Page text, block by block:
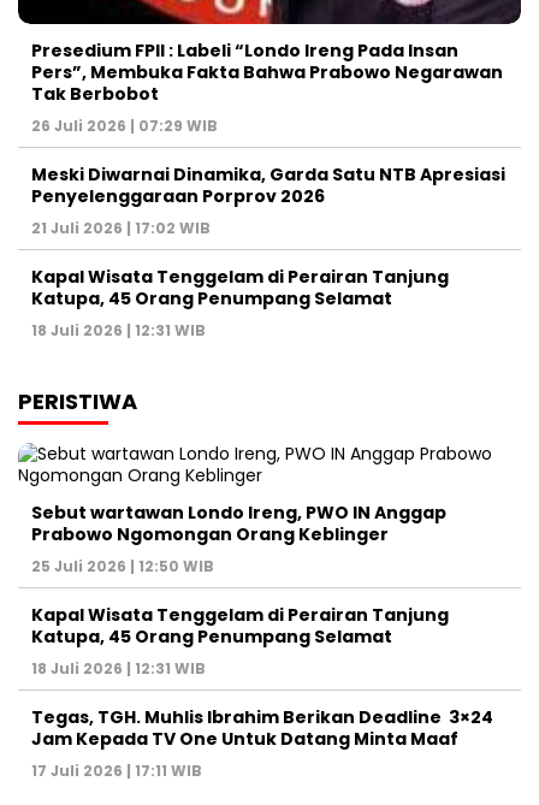
Presedium FPII : Labeli “Londo Ireng Pada Insan
Pers”, Membuka Fakta Bahwa Prabowo Negarawan
Tak Berbobot
26 Juli 2026 | 07:29 WIB
Meski Diwarnai Dinamika, Garda Satu NTB Apresiasi
Penyelenggaraan Porprov 2026 ‎
21 Juli 2026 | 17:02 WIB
Kapal Wisata Tenggelam di Perairan Tanjung
Katupa, 45 Orang Penumpang Selamat
18 Juli 2026 | 12:31 WIB
PERISTIWA
Sebut wartawan Londo Ireng, PWO IN Anggap
Prabowo Ngomongan Orang Keblinger
25 Juli 2026 | 12:50 WIB
Kapal Wisata Tenggelam di Perairan Tanjung
Katupa, 45 Orang Penumpang Selamat
18 Juli 2026 | 12:31 WIB
Tegas, TGH. Muhlis Ibrahim Berikan Deadline 3×24
Jam Kepada TV One Untuk Datang Minta Maaf
17 Juli 2026 | 17:11 WIB